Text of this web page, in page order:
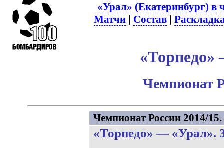
«Урал» (Екатеринбург) в
Матчи | Состав |
«Торпедо»
Чемпионат
Чемпионат России 2014/
«Торпедо» — «Урал».